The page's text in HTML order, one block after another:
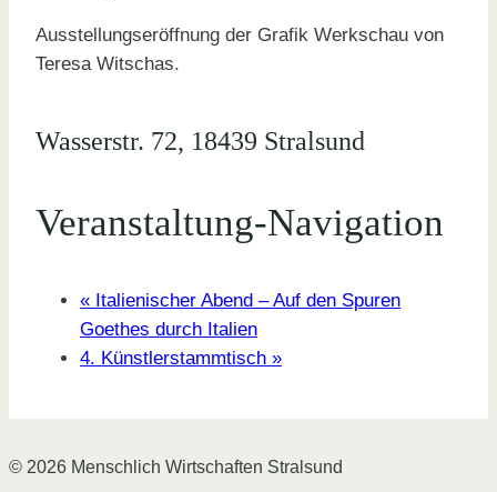
Ausstellungseröffnung der Grafik Werkschau von
Teresa Witschas.
Wasserstr. 72, 18439 Stralsund
Veranstaltung-Navigation
« Italienischer Abend – Auf den Spuren
Goethes durch Italien
4. Künstlerstammtisch »
© 2026 Menschlich Wirtschaften Stralsund